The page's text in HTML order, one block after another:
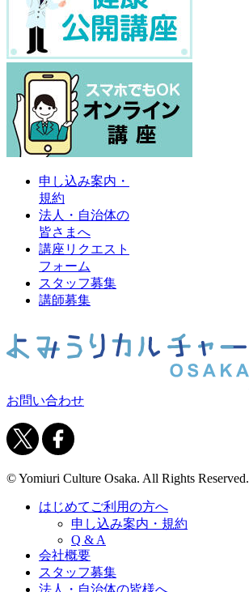
申し込み案内・
規約
法人・自治体の
皆さまへ
講座リクエスト
フォーム
スタッフ募集
講師募集
お問い合わせ
© Yomiuri Culture Osaka. All Rights Reserved.
はじめてご利用の方へ
申し込み案内・規約
Q & A
会社概要
スタッフ募集